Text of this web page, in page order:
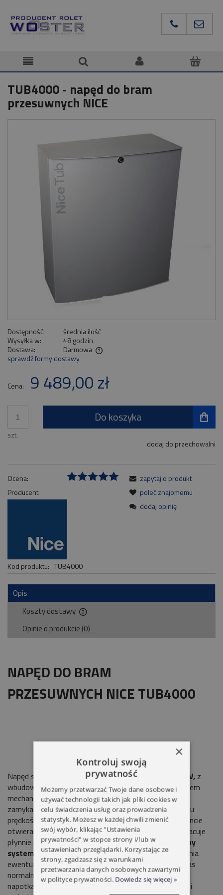
TUB4000 - napęd do bram
przesuwnych NICE
Dostępność:
średnia ilość
Wysyłka w:
48 godzin
Dostawa:
Darmowa
Cena nie zawiera ewentualnych kosztów płatności
sprawdź formy dostawy
Cena: 9 489,00 zł
szt.
Do koszyka
dodaj do przechowalni
Ocena:
Producent:
Kod produktu: TUB4000
zapytaj o produkt
poleć znajomemu
dodaj opinię
Opis
Koszty dostawy
Cena nie zawiera ewentualnych kosztów płatności
Opinie o produkcie (0)
NAPĘD DO BRAM
PRZESUWNYCH NICE TUB4000
Napęd samohamowny z silnikiem trójfazowym 3x400V, z
wbudowaną centralą sterującąDPRO500oraz sprzęgłem
mechanicznym. Funkcja płynnego zwolnienia podczas
zamykania i łagodnego startu – polega na zmniejszeniu
prędkości tak, aby uniknąć silnego szarpnięcia w momencie
otwierania lub zamykania bramy. Dzięki temu brama pracuje
płynnie i nie hałasuje podczas pracy.Amperometryczny
system wykrywania przeszkody- służy do wykrywania
ewentualnych przeszkód, które mogą wystąpić podczas
normalnego ruchu bramy. Dzięki tej funkcji, w chwili
napotkania na przeszkodę, siłownik zatrzymuje bramę i
×
Kontroluj swoją
prywatność
Możemy przetwarzać Twoje dane osobowe i
używać technologii takich jak pliki cookies w
celu świadczenia usług oraz prowadzenia
statystyk. Możesz w każdej chwili zmienić
swój wybór, klikając "Ustawienia
prywatności" w stopce strony i/lub w
ustawieniach przeglądarki. Korzystając ze
strony, zgadzasz się z warunkami
przetwarzania danych osobowych zawartymi
w polityce prywatności. Dowiedz się więcej »